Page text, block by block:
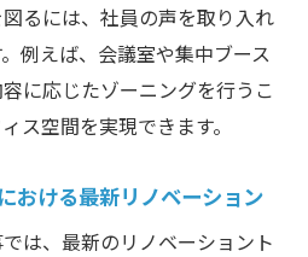
るには、社員の声を取り入れ
例えば、会議室や集中ブース
に応じたゾーニングを行うこ
ス空間を実現できます。
おける最新リノベーション
は、最新のリノベーショント